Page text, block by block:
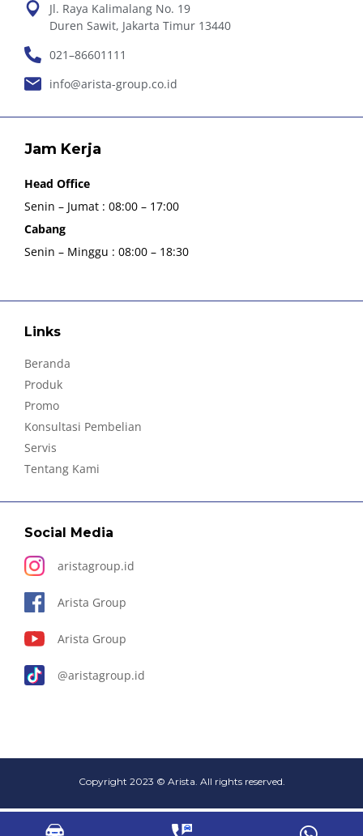
Jl. Raya Kalimalang No. 19
Duren Sawit, Jakarta Timur 13440
021–86601111
info@arista-group.co.id
Jam Kerja
Head Office
Senin – Jumat : 08:00 – 17:00
Cabang
Senin – Minggu : 08:00 – 18:30
Links
Beranda
Produk
Promo
Konsultasi Pembelian
Servis
Tentang Kami
Social Media
aristagroup.id
Arista Group
Arista Group
@aristagroup.id
Copyright 2023 © Arista. All rights reserved.